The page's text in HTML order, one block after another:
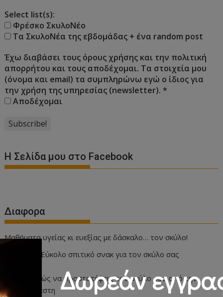
Select list(s):
Φρέσκο ΣκυλοΝέο
Τα ΣκυλοΝέα της εβδομάδας + ένα random post
Έχω διαβάσει τους όρους χρήσης και την πολιτική
απορρήτου και τους αποδέχομαι. Τα στοιχεία μου
(όνομα και email) τα συμπληρώνω εγώ ο ίδιος για
την χρήση της υπηρεσίας (newsletter).*
Αποδέχομαι
Η Σελίδα μου στο Facebook
Διαφορα
Μαθήματα υγείας κι ευεξίας με δάσκαλο… τον σκύλο!
Εύκολο σπιτικό σνακ για τον σκύλο σας
Πώς να προστατέψεις τον σκύλο σου από την
ζέστη Δωρεάν